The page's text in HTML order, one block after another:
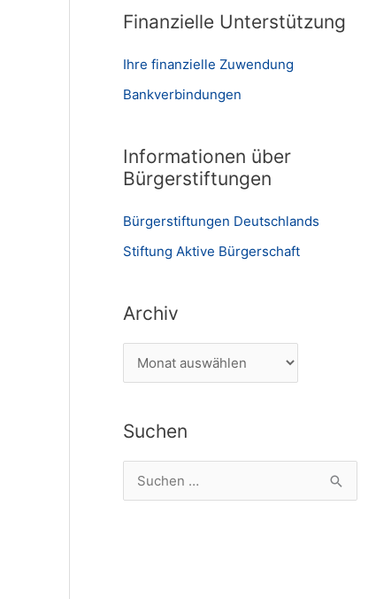
Finanzielle Unterstützung
Ihre finanzielle Zuwendung
Bankverbindungen
Informationen über
Bürgerstiftungen
Bürgerstiftungen Deutschlands
Stiftung Aktive Bürgerschaft
Archiv
r
h
i
Suchen
u